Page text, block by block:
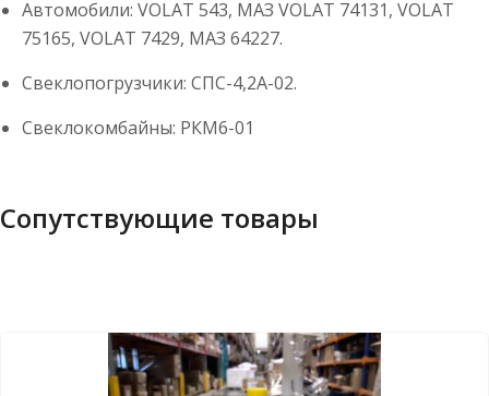
Автомобили: VOLAT 543, МАЗ VOLAT 74131, VOLAT
75165, VOLAT 7429, МАЗ 64227.
Свеклопогрузчики: СПС-4,2А-02.
Свеклокомбайны: РКМ6-01
Сопутствующие товары